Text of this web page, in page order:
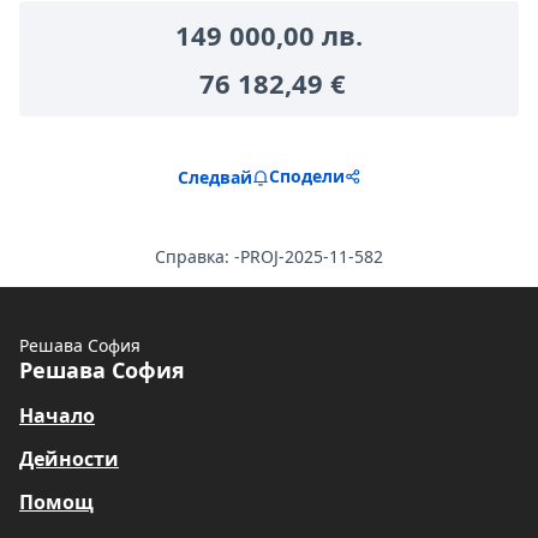
149 000,00 лв.
76 182,49 €
Следвай Сподели
Справка: -PROJ-2025-11-582
Решава София
Решава София
Начало
Дейности
Помощ